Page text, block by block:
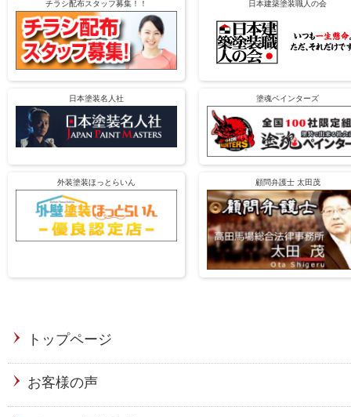
チラシ配布スタッフ募集！！ 日本建築塗装職人の会
日本塗装名人社 塗魂ペインターズ
外装塗装ほっとらいん 顧問弁護士 太田茂
トップページ
お客様の声